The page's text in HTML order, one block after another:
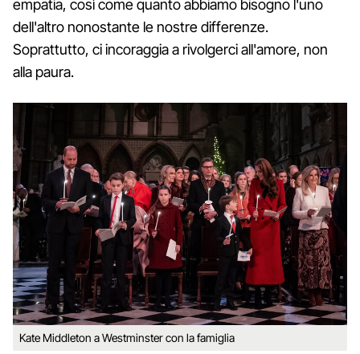
empatia, così come quanto abbiamo bisogno l'uno
dell'altro nonostante le nostre differenze.
Soprattutto, ci incoraggia a rivolgerci all'amore, non
alla paura.
Kate Middleton a Westminster con la famiglia